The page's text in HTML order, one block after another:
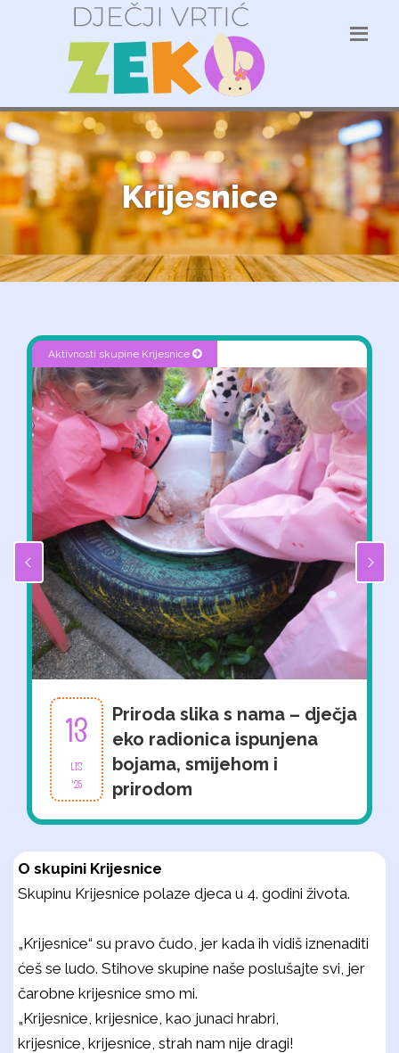
Krijesnice
Aktivnosti skupine Krijesnice
13
LIS
'25
Priroda slika s nama – dječja
eko radionica ispunjena
bojama, smijehom i
prirodom
O skupini Krijesnice
Skupinu Krijesnice polaze djeca u 4. godini života.
„Krijesnice“ su pravo čudo, jer kada ih vidiš iznenaditi
ćeš se ludo. Stihove skupine naše poslušajte svi, jer
čarobne krijesnice smo mi.
„Krijesnice, krijesnice, kao junaci hrabri,
krijesnice, krijesnice, strah nam nije dragi!